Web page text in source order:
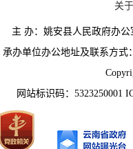
关
主 办：姚安县人民政府办
承办单位办公地址及联系方式
网站标识码：5323250001